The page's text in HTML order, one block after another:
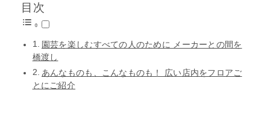
目次
園芸を楽しむすべての人のために メーカーとの間を
橋渡し
あんなものも、こんなものも！ 広い店内をフロアご
とにご紹介